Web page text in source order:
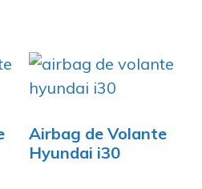
Airbag de Volante
Hyundai i30